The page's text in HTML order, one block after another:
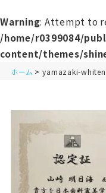
Warning: Attempt to
/home/r0399084/
content/themes/
ホーム yamazaki-